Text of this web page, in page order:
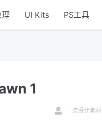
理 UI Kits PS工具
1
一流设计素材